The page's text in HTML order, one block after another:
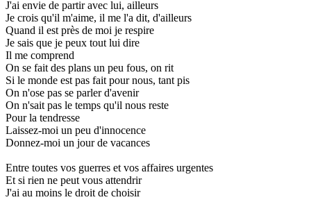
J'ai envie de partir avec lui, ailleurs
Je crois qu'il m'aime, il me l'a dit, d'ailleurs
Quand il est près de moi je respire
Je sais que je peux tout lui dire
Il me comprend
On se fait des plans un peu fous, on rit
Si le monde est pas fait pour nous, tant pis
On n'ose pas se parler d'avenir
On n'sait pas le temps qu'il nous reste
Pour la tendresse
Laissez-moi un peu d'innocence
Donnez-moi un jour de vacances
Entre toutes vos guerres et vos affaires urgentes
Et si rien ne peut vous attendrir
J'ai au moins le droit de choisir